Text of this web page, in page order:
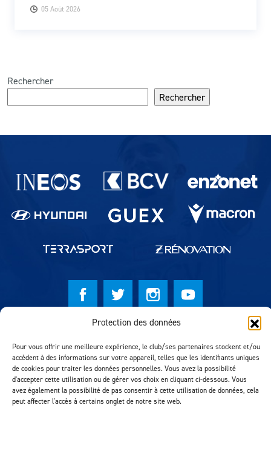
Protection des données
Pour vous offrir une meilleure expérience, le club/ses partenaires stockent et/ou
accèdent à des informations sur votre appareil, telles que les identifiants uniques
de cookies pour traiter les données personnelles. Vous avez la possibilité
d'accepter cette utilisation ou de gérer vos choix en cliquant ci-dessous. Vous
avez également la possibilité de pas consentir à cette utilisation de données, cela
peut affecter l'accès à certains onglet de notre site web.
05 Août 2026
Rechercher
Rechercher
Partenaires du lausanne-Sport
Réalisation MTM Agency